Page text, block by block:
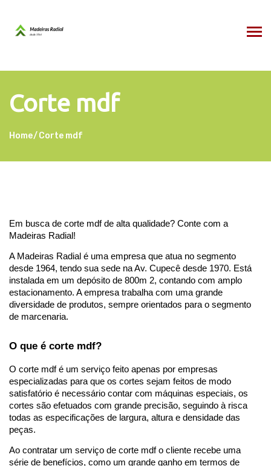
Corte mdf
Home Corte mdf
Em busca de corte mdf de alta qualidade? Conte com a
Madeiras Radial!
A Madeiras Radial é uma empresa que atua no segmento
desde 1964, tendo sua sede na Av. Cupecê desde 1970. Está
instalada em um depósito de 800m 2, contando com amplo
estacionamento. A empresa trabalha com uma grande
diversidade de produtos, sempre orientados para o segmento
de marcenaria.
O que é corte mdf?
O corte mdf é um serviço feito apenas por empresas
especializadas para que os cortes sejam feitos de modo
satisfatório é necessário contar com máquinas especiais, os
cortes são efetuados com grande precisão, seguindo à risca
todas as especificações de largura, altura e densidade das
peças.
Ao contratar um serviço de corte mdf o cliente recebe uma
série de benefícios, como um grande ganho em termos de